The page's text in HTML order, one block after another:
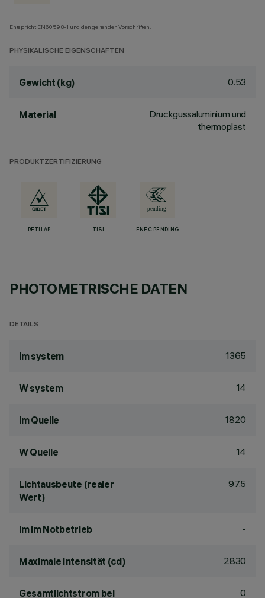
Entspricht EN60598-1 und den geltenden Vorschriften.
PHYSIKALISCHE EIGENSCHAFTEN
Gewicht (kg) 0.53
Material
Druckgussaluminium und
thermoplast
PRODUKTZERTIFIZIERUNG
RETILAP TISI ENEC PENDING
PHOTOMETRISCHE DATEN
DETAILS
lm system 1365
W system 14
lm Quelle 1820
W Quelle 14
Lichtausbeute (realer
Wert)
97.5
lm im Notbetrieb -
Maximale Intensität (cd) 2830
Gesamtlichtstrom bei 0